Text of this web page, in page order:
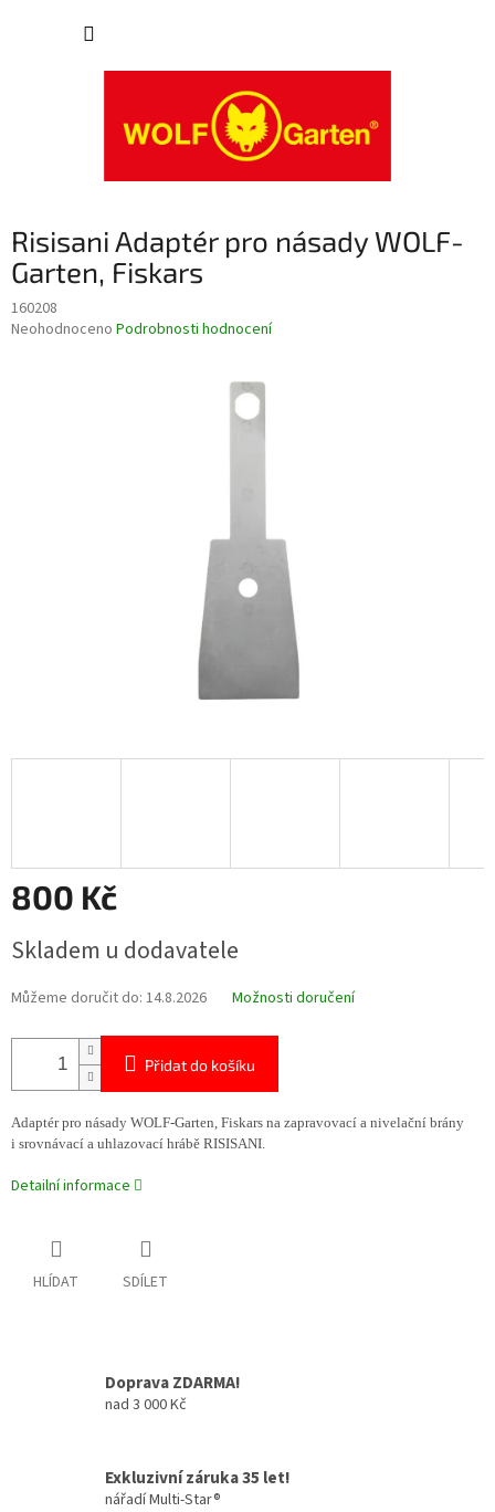
Risisani Adaptér pro násady WOLF-
Garten, Fiskars
160208
Průměrné
Neohodnoceno Podrobnosti hodnocení
800 Kč
cena:
Skladem u dodavatele
Můžeme doručit do: 14.8.2026 Možnosti doručení
Přidat do košíku
Adaptér pro násady WOLF-Garten, Fiskars na zapravovací a nivelační brány
i srovnávací a uhlazovací hrábě RISISANI.
Detailní informace
HLÍDAT SDÍLET
Doprava ZDARMA!
nad 3 000 Kč
Exkluzivní záruka 35 let!
nářadí Multi-Star®